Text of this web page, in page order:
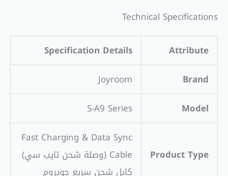
Technical Specifications
Attribute
Specification Details
Brand
Joyroom
Model
S-A9 Series
Product Type
Fast Charging & Data Sync
Cable (وصلة شحن تايب سي)
كابل شحن سريع جويروم